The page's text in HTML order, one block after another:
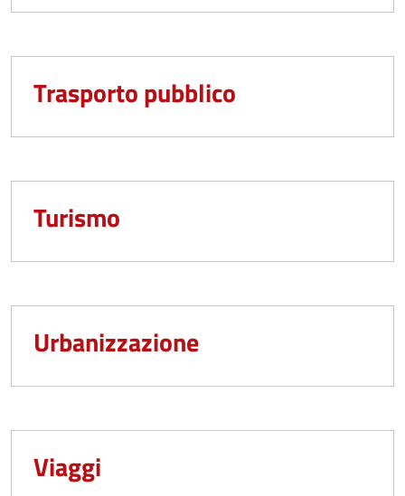
Trasporto pubblico
Turismo
Urbanizzazione
Viaggi